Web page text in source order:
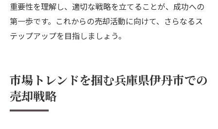
重要性を理解し、適切な戦略を立てることが、成功への
第一歩です。これからの売却活動に向けて、さらなるス
テップアップを目指しましょう。
市場トレンドを掴む兵庫県伊丹市での
売却戦略